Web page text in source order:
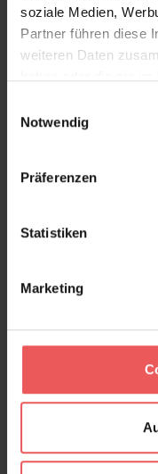
soziale Medien,
Partner führen diese
weiteren Daten
Notwendig
Präferenzen
Statistiken
Marketing
114,00 €